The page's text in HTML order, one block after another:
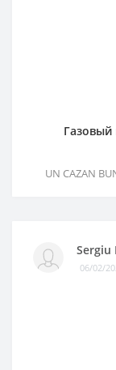
Газовый
UN CAZAN
Sergiu
06/02/